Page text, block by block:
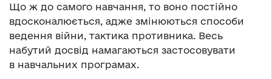
Що ж до самого навчання, то воно постійно
вдосконалюється, адже змінюються способи
ведення війни, тактика противника. Весь
набутий досвід намагаються застосовувати
в навчальних програмах.